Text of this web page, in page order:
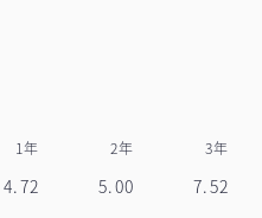
1年
4.72
2年
5.00
3年
7.52